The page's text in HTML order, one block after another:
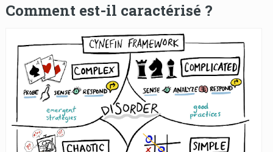
Comment est-il caractérisé ?